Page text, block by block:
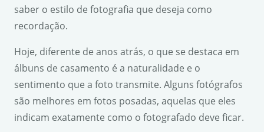
saber o estilo de fotografia que deseja como
recordação.
Hoje, diferente de anos atrás, o que se destaca em
álbuns de casamento é a naturalidade e o
sentimento que a foto transmite. Alguns fotógrafos
são melhores em fotos posadas, aquelas que eles
indicam exatamente como o fotografado deve ficar.